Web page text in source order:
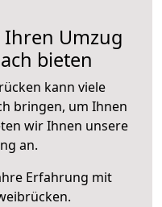
Umzug
bieten
kann viele
bringen, um Ihnen
wir Ihnen unsere
an.
Erfahrung mit
.